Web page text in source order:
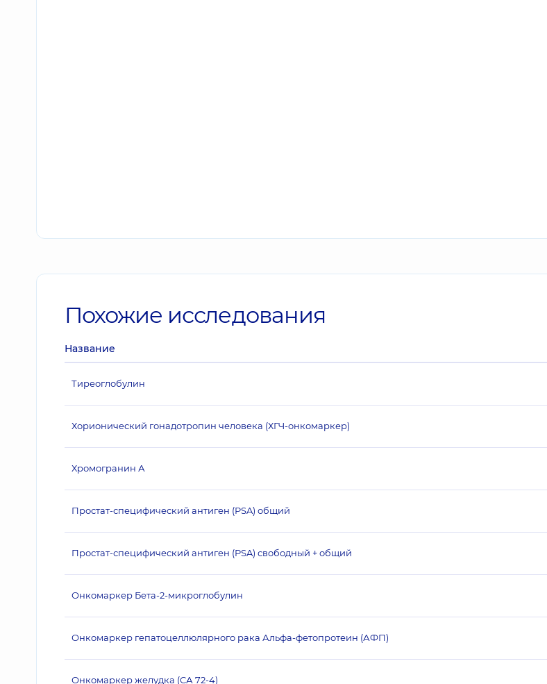
Похожие исследования
Название
Тиреоглобулин
Хорионический гонадотропин человека (ХГЧ-онкомаркер)
Хромогранин А
Простат-специфический антиген (PSA) общий
Простат-специфический антиген (PSA) свободный + общий
Онкомаркер Бета-2-микроглобулин
Онкомаркер гепатоцеллюлярного рака Альфа-фетопротеин (АФП)
Онкомаркер желудка (СА 72-4)